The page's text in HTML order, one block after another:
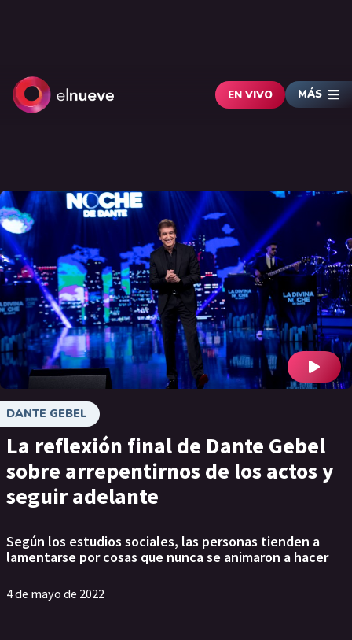
EN VIVO MÁS
DANTE GEBEL
La reflexión final de Dante Gebel
sobre arrepentirnos de los actos y
seguir adelante
Según los estudios sociales, las personas tienden a
lamentarse por cosas que nunca se animaron a hacer
4 de mayo de 2022